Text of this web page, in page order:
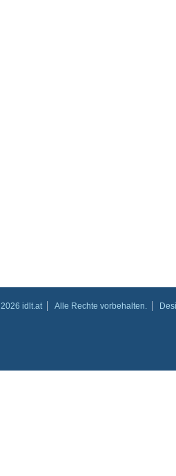
idlt.at Alle Rechte vorbehalten.